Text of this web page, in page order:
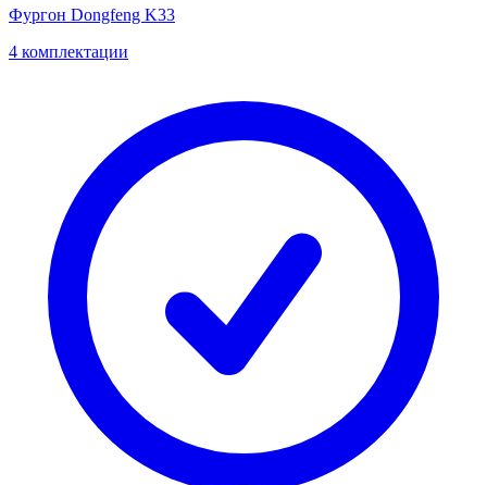
Фургон Dongfeng K33
4 комплектации